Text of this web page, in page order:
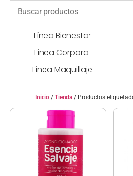
Línea Bienestar
Línea Corporal
Línea Maquillaje
Inicio/ Tienda/ Productos